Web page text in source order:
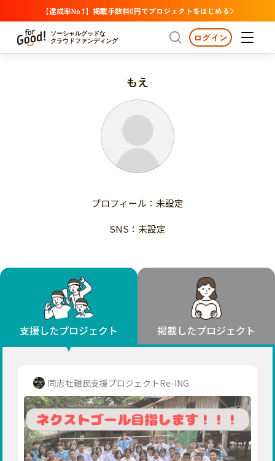
【達成率No.1】掲載手数料0円でプロジェクトをはじめる
ソーシャルグッドな
クラウドファンディング
プロジェクトからさがす 注目
支援金額が多い
支援人数が多い
終了日が近い
国際協力
子ども・教育
フード・農業
文化
環境・エシカル
人権・マイノリティ
社会貢献
地域からさがす 北海道・東北
北海道
宮城
秋田
山形
支援金額が多い
終了日が近い
カテゴリーからさがす
医療・福祉
子ども・教育
人権・マイノリティ
北海道 青森 岩手 宮城
秋田
福島
茨城 栃木 群馬
千葉
東京
神奈川
新潟 富山 石川 福井
山梨
長野
岐阜 静岡 愛知
近畿
三重 滋賀 京都 大阪
兵庫
奈良
和歌山
ログイン
もえ
プロフィール：未設定
SNS：未設定
支援したプロジェクト 掲載したプロジェクト
同志社難民支援プロジェクトRe-ING